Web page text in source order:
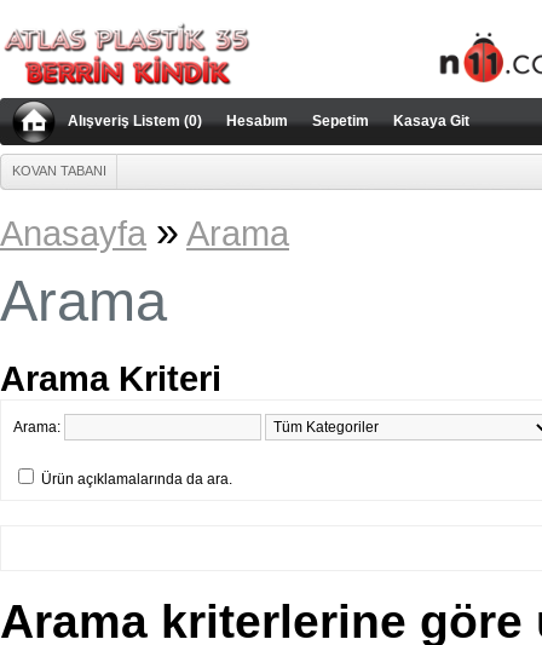
Alışveriş Listem (0) Hesabım Sepetim Kasaya Git
KOVAN TABANI
Anasayfa » Arama
Arama
Arama Kriteri
Arama:
Ürün açıklamalarında da ara.
Arama kriterlerine göre